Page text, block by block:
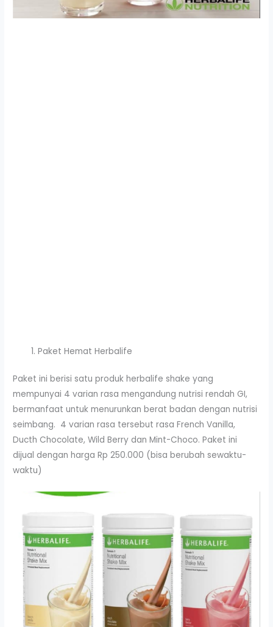
Paket Hemat Herbalife
Paket ini berisi satu produk herbalife shake yang
mempunyai 4 varian rasa mengandung nutrisi rendah GI,
bermanfaat untuk menurunkan berat badan dengan nutrisi
seimbang. 4 varian rasa tersebut rasa French Vanilla,
Ducth Chocolate, Wild Berry dan Mint-Choco. Paket ini
dijual dengan harga Rp 250.000 (bisa berubah sewaktu-
waktu)